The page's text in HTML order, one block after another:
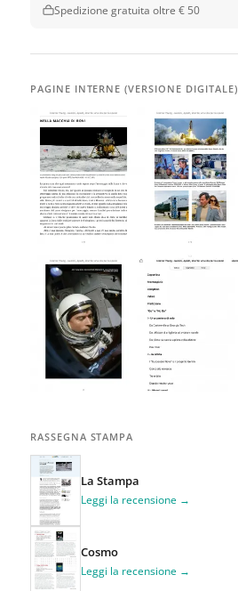
Spedizione gratuita oltre € 50
PAGINE INTERNE (VERSIONE DIGITALE)
RASSEGNA STAMPA
La Stampa
Leggi la recensione →
Cosmo
Leggi la recensione →